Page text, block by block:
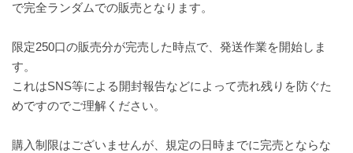
で完全ランダムでの販売となります。
限定250口の販売分が完売した時点で、発送作業を開始しま
す。
これはSNS等による開封報告などによって売れ残りを防ぐた
めですのでご理解ください。
購入制限はございませんが、規定の日時までに完売とならな